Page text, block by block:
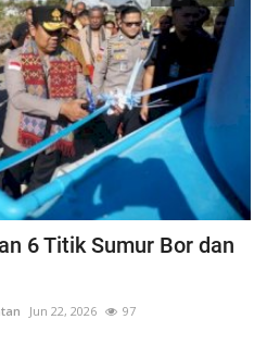
6 Titik Sumur Bor dan
Jun 22, 2026 97